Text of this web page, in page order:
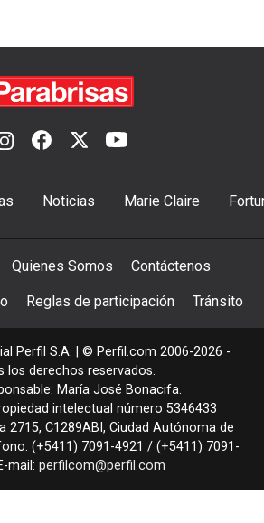
Noticias Marie Claire
Quienes Somos Contáctenos
Reglas de participación Tránsito
Perfil S.A. | © Perfil.com 2006-2026 -
los derechos reservados.
María José Bonacifa.
intelectual número 5346433
2715, C1289ABI , Ciudad Autónoma de
(+5411) 7091-4921 / (+5411) 7091-
mail: perfilcom@perfil.com